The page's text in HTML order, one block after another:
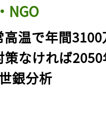
NGO
高温で年間
なければ
銀分析